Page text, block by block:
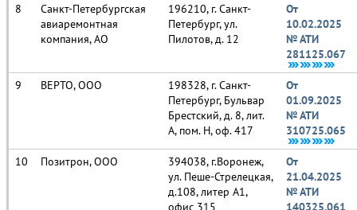
Санкт-Петербургская
авиаремонтная
компания, АО
196210, г. Санкт-
Петербург, ул.
Пилотов, д. 12
От
10.02.2025
№ АТИ
281125.067
ВЕРТО, ООО
198328, г. Санкт-
Петербург, Бульвар
Брестский, д. 8, лит.
А, пом. Н, оф. 417
От
01.09.2025
№ АТИ
310725.065
Позитрон, ООО
394038, г.Воронеж,
ул. Пеше-Стрелецкая,
д.108, литер А1,
офис 315
От
21.04.2025
№ АТИ
140325.061